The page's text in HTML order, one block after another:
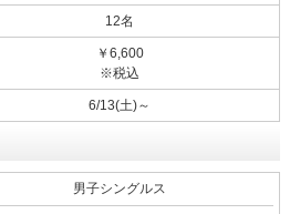
12名
￥6,600
※税込
6/13(土)～
男子シングルス